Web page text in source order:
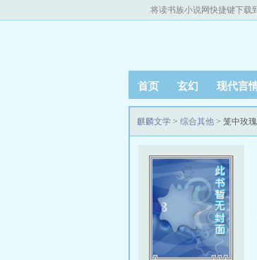
将读书族小说网快捷键下载
首页 玄幻 现代言
麒麟文学 > 综合其他 > 笼中玫